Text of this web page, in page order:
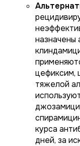
назначены
цефиксим,
тяжелой
курса
дней, за